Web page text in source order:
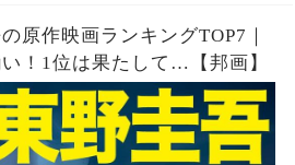
原作映画ランキングTOP7｜
！1位は果たして…【邦画】